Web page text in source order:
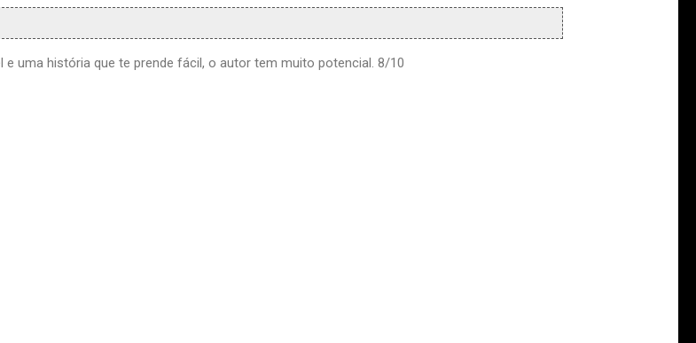
uma história que te prende fácil, o autor tem muito potencial. 8/10